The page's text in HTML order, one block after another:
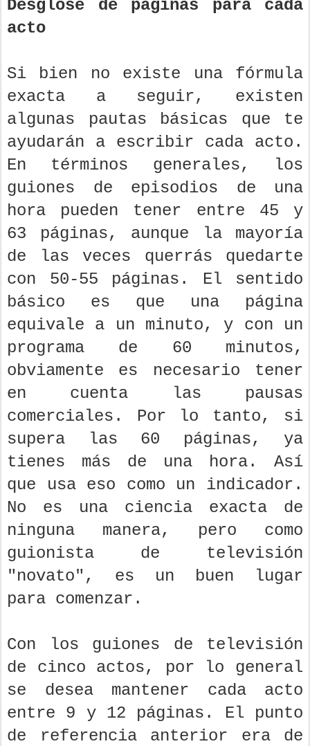
Desglose de páginas para cada
acto
Si bien no existe una fórmula
exacta a seguir, existen
algunas pautas básicas que te
ayudarán a escribir cada acto.
En términos generales, los
guiones de episodios de una
hora pueden tener entre 45 y
63 páginas, aunque la mayoría
de las veces querrás quedarte
con 50-55 páginas. El sentido
básico es que una página
equivale a un minuto, y con un
programa de 60 minutos,
obviamente es necesario tener
en cuenta las pausas
comerciales. Por lo tanto, si
supera las 60 páginas, ya
tienes más de una hora. Así
que usa eso como un indicador.
No es una ciencia exacta de
ninguna manera, pero como
guionista de televisión
"novato", es un buen lugar
para comenzar.
Con los guiones de televisión
de cinco actos, por lo general
se desea mantener cada acto
entre 9 y 12 páginas. El punto
de referencia anterior era de